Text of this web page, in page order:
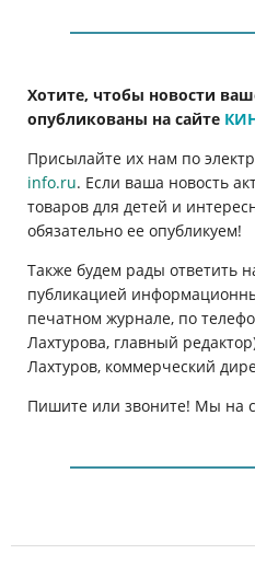
Хотите, чтобы новости
опубликованы на сайте
Присылайте их нам по
info.ru. Если ваша новость
товаров для детей и
обязательно ее опубликуем!
Также будем рады ответить
публикацией
печатном журнале, по
Лахтурова, главный
Лахтуров, коммерческий
Пишите или звоните! Мы на